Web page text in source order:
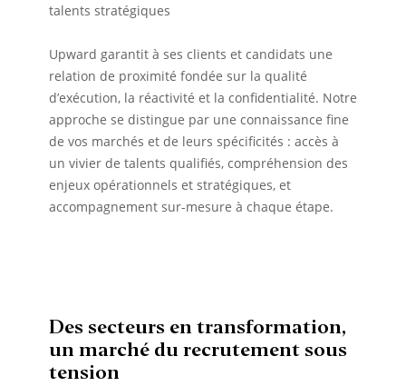
talents stratégiques
Upward garantit à ses clients et candidats une
relation de proximité fondée sur la qualité
d’exécution, la réactivité et la confidentialité. Notre
approche se distingue par une connaissance fine
de vos marchés et de leurs spécificités : accès à
un vivier de talents qualifiés, compréhension des
enjeux opérationnels et stratégiques, et
accompagnement sur-mesure à chaque étape.
Des secteurs en transformation,
un marché du recrutement sous
tension